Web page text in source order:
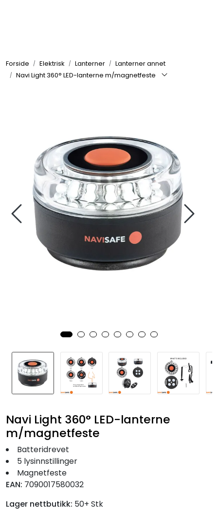
Forside Elektrisk Lanterner
Lanterner annet
Navi Light 360° LED-lanterne m/magnetfeste
Navi Light 360° LED-lanterne
m/magnetfeste
Batteridrevet
5 lysinnstillinger
Magnetfeste
EAN: 7090017580032
Lager nettbutikk: 50+ Stk
Elektrisk
VVS
Motor/Styring
Fortøyning
Fritid/Sikkerhet